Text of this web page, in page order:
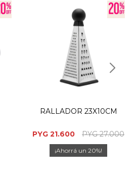
RALLADOR 23X10CM
PYG 21.600 PYG 27.000
20